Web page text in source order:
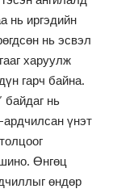
нь иргэдийн
нь эсвэл
харуулж
гарч байна.
нь
үнэт
Өнгөц
өндөр